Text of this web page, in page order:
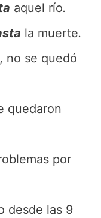
aquel río.
la muerte.
no se quedó
quedaron
por
desde las 9